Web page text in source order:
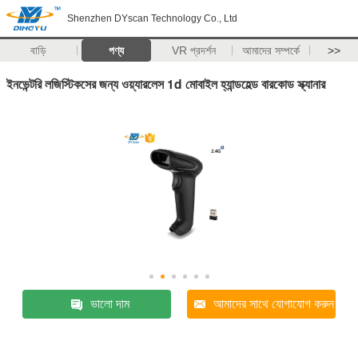
Shenzhen DYscan Technology Co., Ltd
বাড়ি পণ্য VR প্রদর্শন আমাদের সম্পর্কে >>
ইনভেন্টরি লজিস্টিকসের জন্য ওয়্যারলেস 1d মোবাইল হ্যান্ডহেল্ড বারকোড স্ক্যানার
ভালো দাম আমাদের সাথে যোগাযোগ করুন